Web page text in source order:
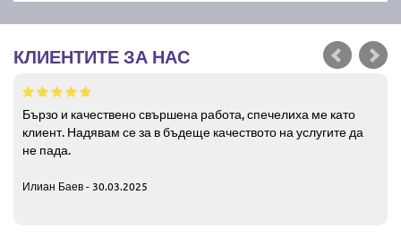
КЛИЕНТИТЕ ЗА НАС
Бързо и качествено свършена работа, спечелиха ме като
клиент. Надявам се за в бъдеще качеството на услугите да
не пада.
Илиан Баев - 30.03.2025